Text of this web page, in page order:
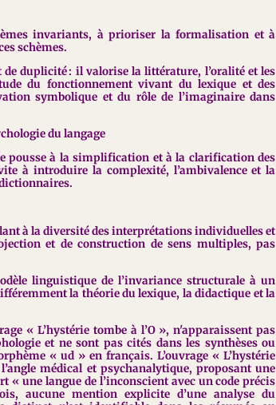
invariants, à prioriser la formalisation et à
schèmes.
duplicité : il valorise la littérature, l’oralité et les
du fonctionnement vivant du lexique et des
symbolique et du rôle de l’imaginaire dans
du langage
pousse à la simplification et à la clarification des
à introduire la complexité, l’ambivalence et la
à la diversité des interprétations individuelles et
et de construction de sens multiples, pas
linguistique de l’invariance structurale à un
la théorie du lexique, la didactique et la
« L’hystérie tombe à l’O », n'apparaissent pas
et ne sont pas cités dans les synthèses ou
« ud » en français. L’ouvrage « L’hystérie
médical et psychanalytique, proposant une
une langue de l’inconscient avec un code précis
aucune mention explicite d’une analyse du